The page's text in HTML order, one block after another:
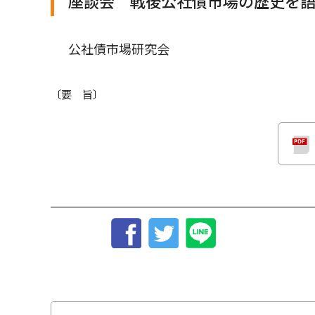
公社債市場研究会
〔要 旨〕